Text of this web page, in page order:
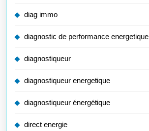
diag immo
diagnostic de performance energetique
diagnostiqueur
diagnostiqueur energetique
diagnostiqueur énergétique
direct energie